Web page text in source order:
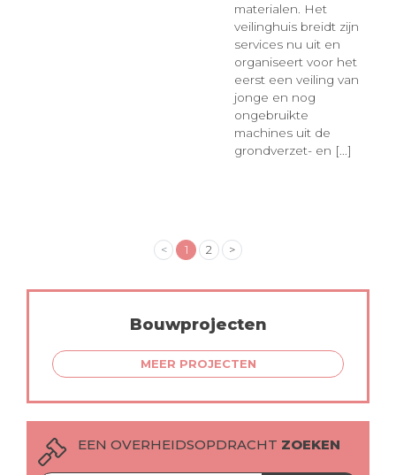
materialen. Het
veilinghuis breidt zijn
services nu uit en
organiseert voor het
eerst een veiling van
jonge en nog
ongebruikte
machines uit de
grondverzet- en [...]
< 1 2 >
Bouwprojecten
MEER PROJECTEN
EEN OVERHEIDSOPDRACHT ZOEKEN